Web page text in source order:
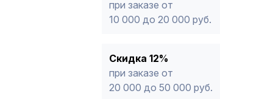
при заказе от
10 000 до 20 000 руб.
Скидка 12%
при заказе от
20 000 до 50 000 руб.